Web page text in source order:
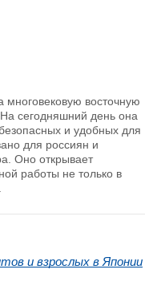
восточную
сегодняшний день она
и удобных для
для россиян и
Оно открывает
работы не только в
и взрослых в Японии